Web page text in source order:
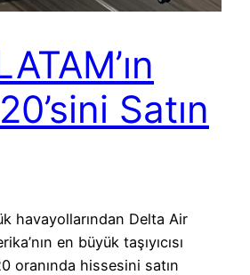
Satın
havayollarından Delta Air
en büyük taşıyıcısı
oranında hissesini satın